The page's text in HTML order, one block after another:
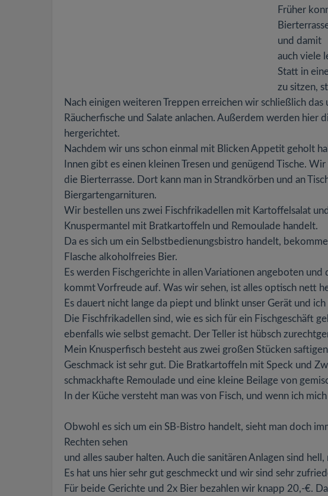
Früher
und damit
auch viele
Statt in
zu sitzen,
Nach einigen weiteren Treppen erreichen wir schließlich
Räucherfische und Salate anlachen. Außerdem werden hier
hergerichtet.
Nachdem wir uns schon einmal mit Blicken Appetit geholt
Innen gibt es einen kleinen Tresen und genügend Tische.
die Bierterrasse. Dort kann man in Strandkörben und an
Biergartengarnituren.
Wir bestellen uns zwei Fischfrikadellen mit Kartoffelsalat
Knuspermantel mit Bratkartoffeln und Remoulade handelt.
Da es sich um ein Selbstbedienungsbistro handelt,
Flasche alkoholfreies Bier.
Es werden Fischgerichte in allen Variationen angeboten und
kommt Vorfreude auf. Was wir sehen, ist alles optisch nett
Es dauert nicht lange da piept und blinkt unser Gerät und ich
Die Fischfrikadellen sind, wie es sich für ein Fischgeschäft
ebenfalls wie selbst gemacht. Der Teller ist hübsch
Mein Knusperfisch besteht aus zwei großen Stücken
Geschmack ist sehr gut. Die Bratkartoffeln mit Speck und
schmackhafte Remoulade und eine kleine Beilage von
In der Küche versteht man was von Fisch, und wenn ich
Obwohl es sich um ein SB-Bistro handelt, sieht man doch
Rechten sehen
und alles sauber halten. Auch die sanitären Anlagen sind hell,
Es hat uns hier sehr gut geschmeckt und wir sind sehr
Für beide Gerichte und 2x Bier bezahlen wir knapp 20,-€.